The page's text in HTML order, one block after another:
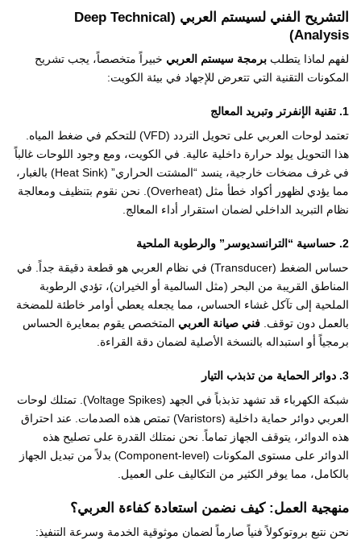
التشريح الفني لسيستم العربي (Deep Technical
Analysis)
لفهم لماذا يتطلب برمجة سيستم العربي خبيراً متخصصاً، يجب تشريح
المكونات التقنية التي تتعرض للإجهاد في بيئة الكويت:
1. تقنية الإنفرتر وتبريد المعالج
تعتمد لوحات العربي على تحويل التردد (VFD) للتحكم في ضغط المياه.
هذا التحويل يولد حرارة داخلية عالية. في الكويت، ومع وجود اللوحات غالباً
في غرف مضخات خارجية، ينسد “المشتت الحراري” (Heat Sink) بالغبار،
مما يؤدي لظهور أكواد خطأ مثل (Overheat). نحن نقوم بتنظيف ومعالجة
نظام التبريد الداخلي لضمان استقرار أداء المعالج.
2. حساسية “الترانسديوسر” والرطوبة الملحية
حساس الضغط (Transducer) في نظام العربي هو قطعة دقيقة جداً. في
المناطق القريبة من البحر (مثل السالمية أو الخيران)، تؤدي الرطوبة
الملحية إلى تآكل غشاء الحساس، مما يجعله يعطي أوامر خاطئة للمضخة
بالعمل دون توقف. فني صيانة العربي المتخصص يقوم بمعايرة الحساس
برمجياً أو استبداله بالنسخة الأصلية لضمان دقة القراءة.
3. دوائر الحماية من تذبذب التيار
شبكة الكهرباء قد تشهد تذبذباً في الجهد (Voltage Spikes). تمتلك لوحات
العربي دوائر حماية داخلية (Varistors) تمتص هذه الصدمات. عند احتراق
هذه الدوائر، يتوقف الجهاز تماماً. نحن نمتلك القدرة على تصليح هذه
الدوائر على مستوى المكونات (Component-level) بدلاً من تبديل الجهاز
بالكامل، مما يوفر الكثير من التكاليف على العميل.
منهجية العمل: كيف نضمن استعادة كفاءة العربي؟
نحن نتبع بروتوكولاً فنياً صارماً لضمان موثوقية الخدمة وسرعة التنفيذ: